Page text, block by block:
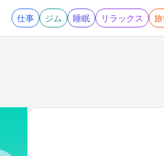
仕事 ジム 睡眠 リラックス